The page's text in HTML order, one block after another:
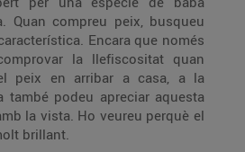
Quan compreu peix, busqueu
Encara que només
la llefiscositat quan
peix en arribar a casa, a la
també podeu apreciar aquesta
la vista. Ho veureu perquè el
brillant.